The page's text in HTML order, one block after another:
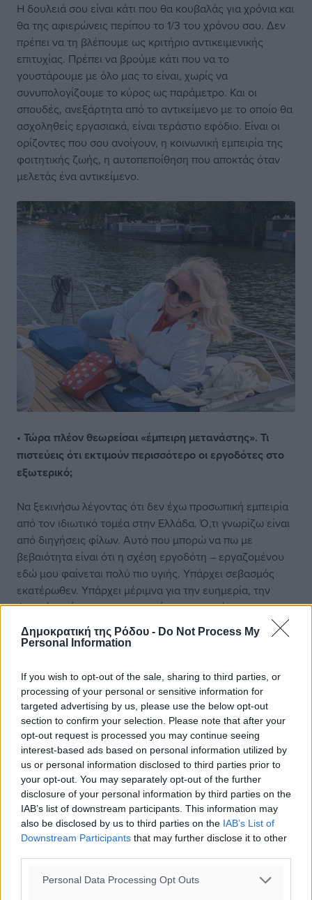
Δημοκρατική της Ρόδου - Do Not Process My
Personal Information
If you wish to opt-out of the sale, sharing to third parties, or
processing of your personal or sensitive information for
targeted advertising by us, please use the below opt-out
section to confirm your selection. Please note that after your
opt-out request is processed you may continue seeing
interest-based ads based on personal information utilized by
us or personal information disclosed to third parties prior to
your opt-out. You may separately opt-out of the further
disclosure of your personal information by third parties on the
IAB’s list of downstream participants. This information may
also be disclosed by us to third parties on the IAB’s List of
Downstream Participants that may further disclose it to other
Personal Data Processing Opt Outs
Η δουλειά σου είναι κάτι που θα κουβαλάς για χρόνια και
θα της αφιερώνεις περίπου το 1/3 του χρόνου σου. Δεν
πρέπει να τη βλέπουμε ως κριτήριο αντικειμενικής
επιτυχίας. Πρέπει να βρούμε κάτι που να το
γουστάρουμε με όλο μας το είναι, χωρίς να
συνυπολογίζουμε το κύρος ως παράμετρο. Και οι
σπουδές, ανεξάρτητα από το αντικείμενο με το οποίο θα
ασχοληθείς εργασιακά, είναι τεράστιο εφόδιο. Είναι οι
ορίζοντες που σου ανοίγουν, η κοινωνική εμπειρία της
φοιτητικής ζωής, η αυτοπεποίθηση που αποκτάς όταν
μελετάς ένα αντικείμενο.
• Τώρα πλέον θεωρείσαι «έμπειρη μετανάστης». Τι
πιστεύεις ότι εκτιμούν περισσότερο οι εργοδότες στο
εξωτερικό;
Να ξεκινήσω λέγοντας ότι δεν έχω προσωπική εμπειρία
από τον ιδιωτικό τομέα στην Ελλάδα. Ό,τι γνωρίζω είναι
από διηγήσεις φίλων. Αυτό που μπορώ να πω με
βεβαιότητα είναι ότι η σχέση εργοδότη – εργαζομένου
εδώ μου φαίνεται πολύ πιο υγιής. Υπάρχει σεβασμός
εκατέρωθεν. Υπάρχει μέριμνα για την ευημερία, την
ψυχική υγεία και την ισορροπία προσωπικής και
επαγγελματικής ζωής. Όχι μόνο επειδή υπάρχει θεσμικό
πλαίσιο, αλλά επειδή οι εργοδότες έχουν καταλάβει κάτι
καλύτερα, παίρνει πρωτοβουλίες, καινοτομεί και
εξελίσσεται, μαζί του και η επιχείρηση. Στην παρούσα
δουλειά μου έχουμε 15 λεπτά μασάζ κάθε μήνα στο
γραφείο, περιπάτους στο lunch break (δεν έχω πατήσει
ούτε μία φορά), χριστουγεννιάτικες παρτάρες και το
καλοκαιρινό εταιρικό Σαββατοκύριακο. Πέρυσι κάναμε
glamping, τζακούζι, silent disco και talent show. Πολύ
χρήσιμο για το περίφημο team bonding αλλά και για να
μάθεις να ξεφτιλίζεσαι μπροστά στους συναδέλφους
σου και να επιβιώνεις. Όταν τα περιγράφω όλα αυτά σε
φίλους μου στην Ελλάδα, συνήθως γελάνε μέχρι
δακρύων. Οπότε μάλλον αυτά είναι ψιλά γράμματα στην
ελληνική εργασιακή κουλτούρα. Σε σχέση με το τι